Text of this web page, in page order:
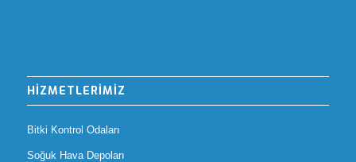
HİZMETLERİMİZ
Bitki Kontrol Odaları
Soğuk Hava Depoları